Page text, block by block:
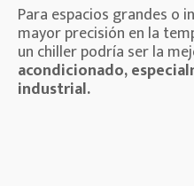
Para espacios grandes o
mayor precisión en la
un chiller podría ser la
acondicionado,
industrial.